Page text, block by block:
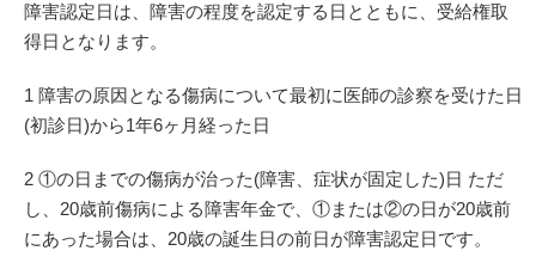
障害認定日は、障害の程度を認定する日とともに、受給権取
得日となります。
1 障害の原因となる傷病について最初に医師の診察を受けた日
(初診日)から1年6ヶ月経った日
2 ①の日までの傷病が治った(障害、症状が固定した)日 ただ
し、20歳前傷病による障害年金で、①または②の日が20歳前
にあった場合は、20歳の誕生日の前日が障害認定日です。